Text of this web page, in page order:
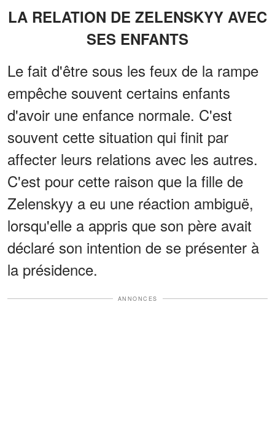
LA RELATION DE ZELENSKYY AVEC
SES ENFANTS
Le fait d'être sous les feux de la rampe
empêche souvent certains enfants
d'avoir une enfance normale. C'est
souvent cette situation qui finit par
affecter leurs relations avec les autres.
C'est pour cette raison que la fille de
Zelenskyy a eu une réaction ambiguë,
lorsqu'elle a appris que son père avait
déclaré son intention de se présenter à
la présidence.
ANNONCES